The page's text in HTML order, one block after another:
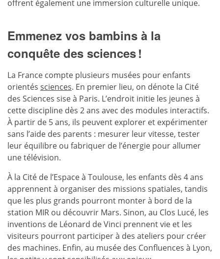
offrent également une immersion culturelle unique.
Emmenez vos bambins à la
conquête des sciences !
La France compte plusieurs musées pour enfants
orientés sciences. En premier lieu, on dénote la Cité
des Sciences sise à Paris. L’endroit initie les jeunes à
cette discipline dès 2 ans avec des modules interactifs.
À partir de 5 ans, ils peuvent explorer et expérimenter
sans l’aide des parents : mesurer leur vitesse, tester
leur équilibre ou fabriquer de l’énergie pour allumer
une télévision.
À la Cité de l’Espace à Toulouse, les enfants dès 4 ans
apprennent à organiser des missions spatiales, tandis
que les plus grands pourront monter à bord de la
station MIR ou découvrir Mars. Sinon, au Clos Lucé, les
inventions de Léonard de Vinci prennent vie et les
visiteurs pourront participer à des ateliers pour créer
des machines. Enfin, au musée des Confluences à Lyon,